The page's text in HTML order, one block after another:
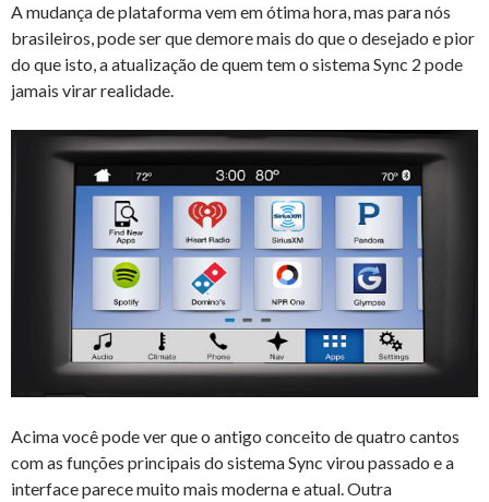
A mudança de plataforma vem em ótima hora, mas para nós
brasileiros, pode ser que demore mais do que o desejado e pior
do que isto, a atualização de quem tem o sistema Sync 2 pode
jamais virar realidade.
Acima você pode ver que o antigo conceito de quatro cantos
com as funções principais do sistema Sync virou passado e a
interface parece muito mais moderna e atual. Outra